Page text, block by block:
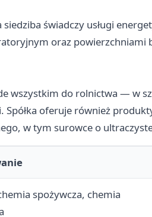
świadczy usługi
oraz
wszystkim do rolnictwa — w
oferuje również
w tym surowce o
spożywcza, chemia